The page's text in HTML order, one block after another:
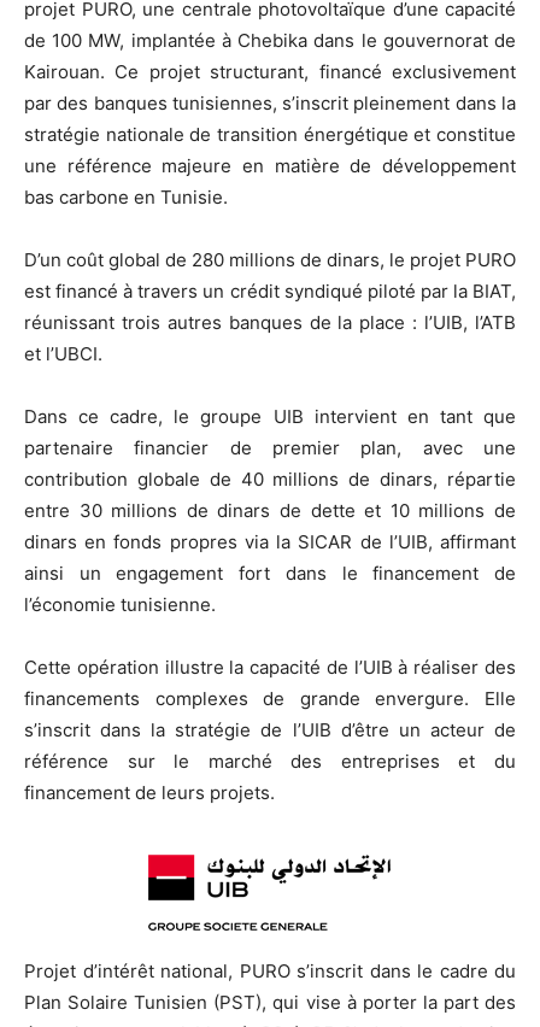
projet PURO, une centrale photovoltaïque d’une capacité
de 100 MW, implantée à Chebika dans le gouvernorat de
Kairouan. Ce projet structurant, financé exclusivement
par des banques tunisiennes, s’inscrit pleinement dans la
stratégie nationale de transition énergétique et constitue
une référence majeure en matière de développement
bas carbone en Tunisie.
D’un coût global de 280 millions de dinars, le projet PURO
est financé à travers un crédit syndiqué piloté par la BIAT,
réunissant trois autres banques de la place : l’UIB, l’ATB
et l’UBCI.
Dans ce cadre, le groupe UIB intervient en tant que
partenaire financier de premier plan, avec une
contribution globale de 40 millions de dinars, répartie
entre 30 millions de dinars de dette et 10 millions de
dinars en fonds propres via la SICAR de l’UIB, affirmant
ainsi un engagement fort dans le financement de
l’économie tunisienne.
Cette opération illustre la capacité de l’UIB à réaliser des
financements complexes de grande envergure. Elle
s’inscrit dans la stratégie de l’UIB d’être un acteur de
référence sur le marché des entreprises et du
financement de leurs projets.
Projet d’intérêt national, PURO s’inscrit dans le cadre du
Plan Solaire Tunisien (PST), qui vise à porter la part des